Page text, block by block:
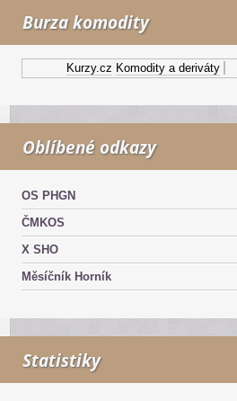
Burza komodity
Kurzy.cz Komodity a deriváty
Oblíbené odkazy
OS PHGN
ČMKOS
X SHO
Měsíčník Horník
Statistiky